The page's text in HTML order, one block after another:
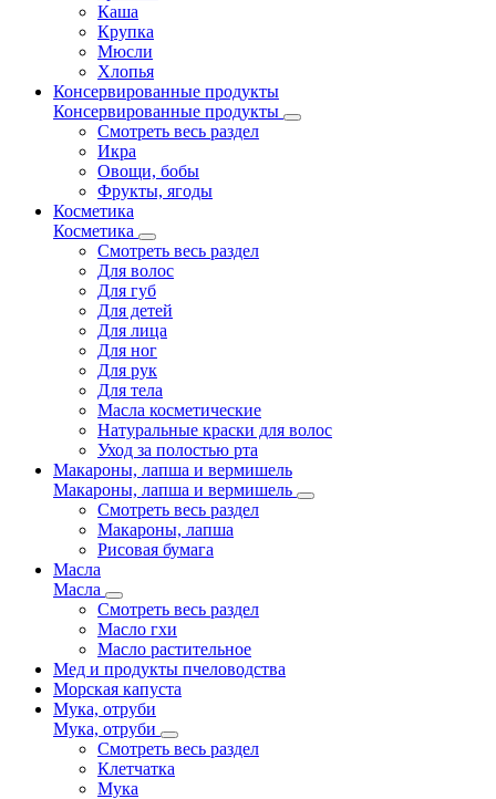
Каша
Крупка
Мюсли
Хлопья
Консервированные продукты
Консервированные продукты
Смотреть весь раздел
Икра
Овощи, бобы
Фрукты, ягоды
Косметика
Косметика
Смотреть весь раздел
Для волос
Для губ
Для детей
Для лица
Для ног
Для рук
Для тела
Масла косметические
Натуральные краски для волос
Уход за полостью рта
Макароны, лапша и вермишель
Макароны, лапша и вермишель
Смотреть весь раздел
Макароны, лапша
Рисовая бумага
Масла
Масла
Смотреть весь раздел
Масло гхи
Масло растительное
Мед и продукты пчеловодства
Морская капуста
Мука, отруби
Мука, отруби
Смотреть весь раздел
Клетчатка
Мука